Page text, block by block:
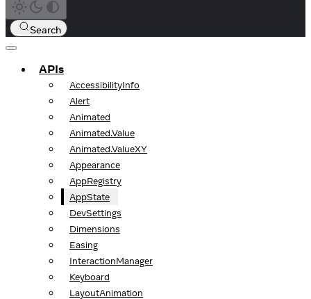
Search
APIs
AccessibilityInfo
Alert
Animated
Animated.Value
Animated.ValueXY
Appearance
AppRegistry
AppState
DevSettings
Dimensions
Easing
InteractionManager
Keyboard
LayoutAnimation